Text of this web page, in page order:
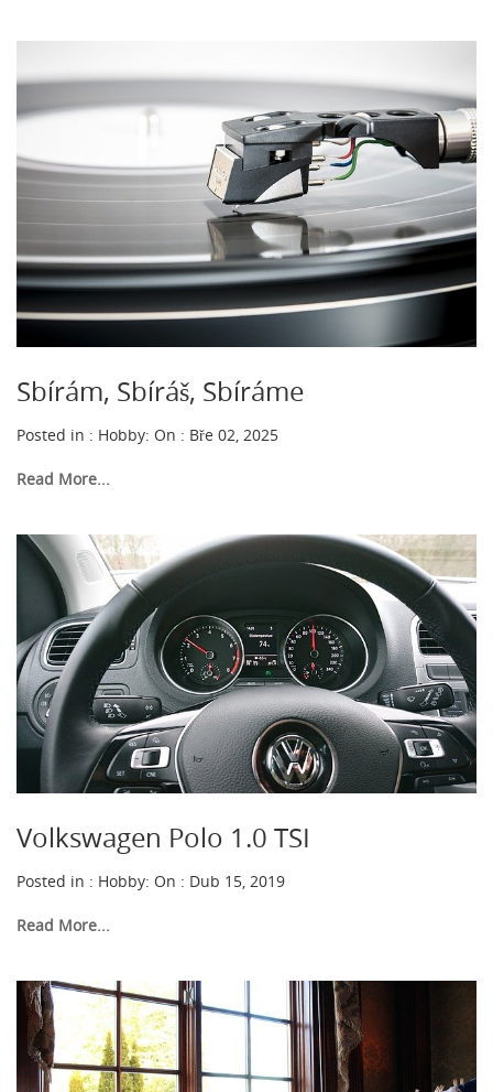
Sbírám, Sbíráš, Sbíráme
Posted in : Hobby: On : Bře 02, 2025
Read More...
Volkswagen Polo 1.0 TSI
Posted in : Hobby: On : Dub 15, 2019
Read More...